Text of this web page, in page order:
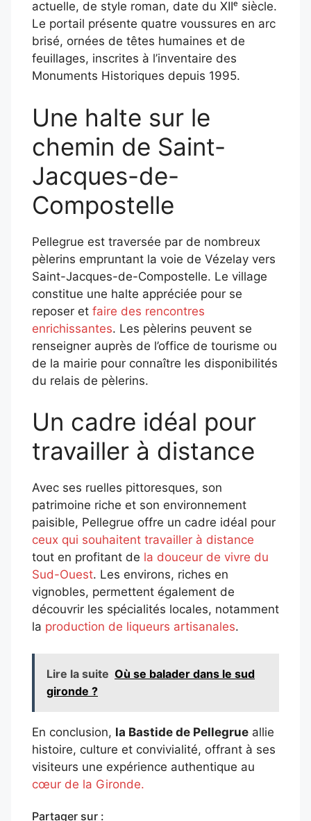
actuelle, de style roman, date du XIIᵉ siècle.
Le portail présente quatre voussures en arc
brisé, ornées de têtes humaines et de
feuillages, inscrites à l’inventaire des
Monuments Historiques depuis 1995.
Une halte sur le
chemin de Saint-
Jacques-de-
Compostelle
Pellegrue est traversée par de nombreux
pèlerins empruntant la voie de Vézelay vers
Saint-Jacques-de-Compostelle. Le village
constitue une halte appréciée pour se
reposer et faire des rencontres
enrichissantes. Les pèlerins peuvent se
renseigner auprès de l’office de tourisme ou
de la mairie pour connaître les disponibilités
du relais de pèlerins.
Un cadre idéal pour
travailler à distance
Avec ses ruelles pittoresques, son
patrimoine riche et son environnement
paisible, Pellegrue offre un cadre idéal pour
ceux qui souhaitent travailler à distance
tout en profitant de la douceur de vivre du
Sud-Ouest. Les environs, riches en
vignobles, permettent également de
découvrir les spécialités locales, notamment
la production de liqueurs artisanales.
Lire la suite Où se balader dans le sud
gironde ?
En conclusion, la Bastide de Pellegrue allie
histoire, culture et convivialité, offrant à ses
visiteurs une expérience authentique au
cœur de la Gironde.
Partager sur :